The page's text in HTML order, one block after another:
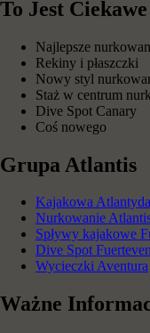
To Jest Ciekawe
Najlepsze
Rekiny i płaszczki
Nowy styl
Staż w centrum
Dive Spot Canary
Coś nowego
Grupa Atlantis
Kajakowa Atlantyda
Nurkowanie
Spływy kajakowe
Dive Spot
Wycieczki Aventura
Ważne